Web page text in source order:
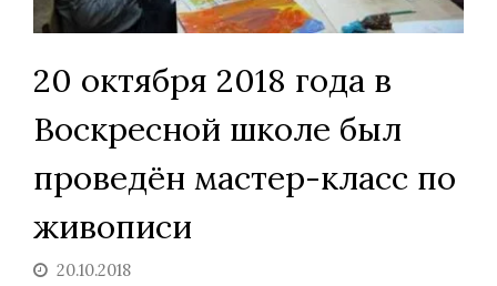
20 октября 2018 года в
Воскресной школе был
проведён мастер-класс по
живописи
20.10.2018